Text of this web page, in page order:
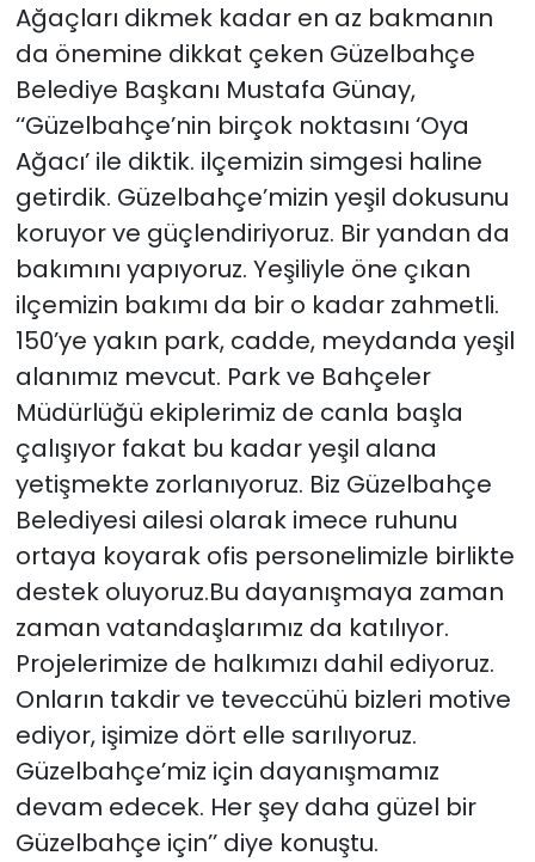
Ağaçları dikmek kadar en az bakmanın
da önemine dikkat çeken Güzelbahçe
Belediye Başkanı Mustafa Günay,
‘‘Güzelbahçe’nin birçok noktasını ‘Oya
Ağacı’ ile diktik. ilçemizin simgesi haline
getirdik. Güzelbahçe’mizin yeşil dokusunu
koruyor ve güçlendiriyoruz. Bir yandan da
bakımını yapıyoruz. Yeşiliyle öne çıkan
ilçemizin bakımı da bir o kadar zahmetli.
150’ye yakın park, cadde, meydanda yeşil
alanımız mevcut. Park ve Bahçeler
Müdürlüğü ekiplerimiz de canla başla
çalışıyor fakat bu kadar yeşil alana
yetişmekte zorlanıyoruz. Biz Güzelbahçe
Belediyesi ailesi olarak imece ruhunu
ortaya koyarak ofis personelimizle birlikte
destek oluyoruz.Bu dayanışmaya zaman
zaman vatandaşlarımız da katılıyor.
Projelerimize de halkımızı dahil ediyoruz.
Onların takdir ve teveccühü bizleri motive
ediyor, işimize dört elle sarılıyoruz.
Güzelbahçe’miz için dayanışmamız
devam edecek. Her şey daha güzel bir
Güzelbahçe için’’ diye konuştu.